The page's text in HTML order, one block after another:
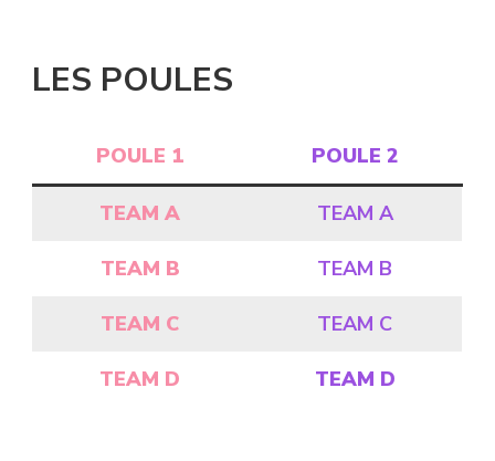
LES POULES
POULE 1 POULE 2
TEAM A TEAM A
TEAM B TEAM B
TEAM C TEAM C
TEAM D TEAM D